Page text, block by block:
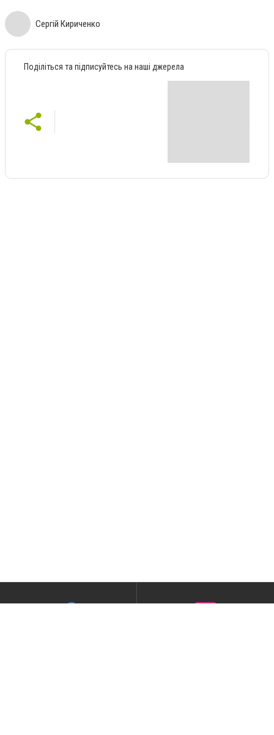
Сергій Кириченко
Поділіться та підписуйтесь на наші джерела